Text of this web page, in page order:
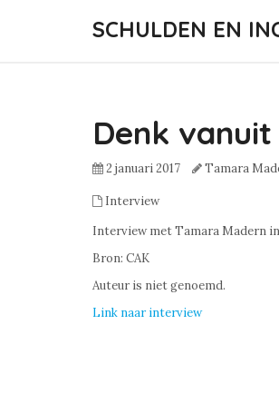
SCHULDEN EN
Denk
2 januari 2017 Tamara
Interview
Interview met Tamara Madern
Bron: CAK
Auteur is niet genoemd.
Link naar interview